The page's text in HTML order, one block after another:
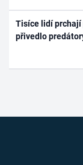
Tisíce lidí prchají
přivedlo